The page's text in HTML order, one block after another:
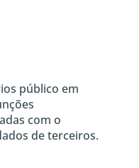
público em
com o
de terceiros.